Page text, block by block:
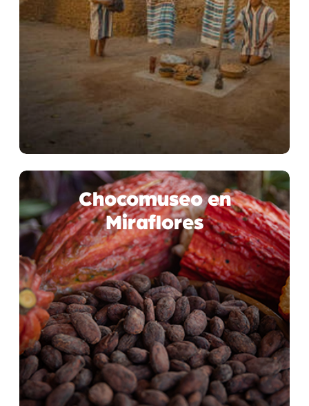
Chocomuseo en
Miraflores